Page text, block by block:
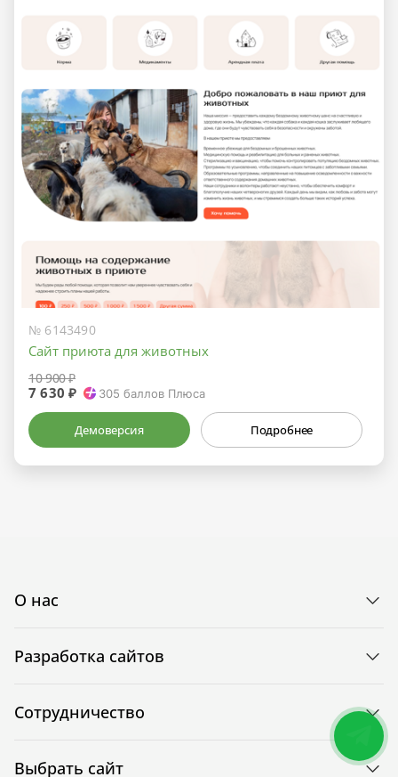
№ 6143490
Сайт приюта для животных
10 900 ₽
7 630 ₽ 305 баллов Плюса
Демоверсия Подробнее
О нас
Разработка сайтов
Сотрудничество
Выбрать сайт